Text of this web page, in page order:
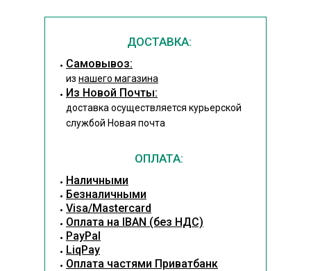
ДОСТАВКА:
Cамовывоз:
из нашего магазина
Из Новой Почты:
доставка осуществляется курьерской
службой Новая почта
ОПЛАТА:
Наличными
Безналичными
Visa/Mastercard
Оплата на IBAN (без НДС)
PayPal
LiqPay
Оплата частями Приватбанк